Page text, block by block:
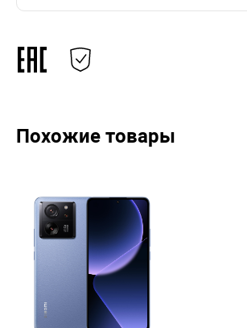
Похожие товары